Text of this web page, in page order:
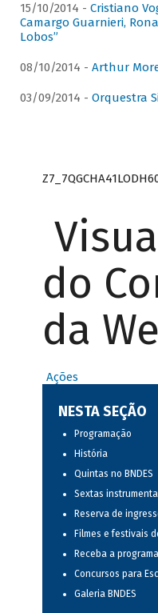
15/10/2014 - Cristiano
Camargo Guarnieri,
Lobos”
08/10/2014 - Arthur
03/09/2014 - Orquestra
do
da
Ações
NESTA SEÇÃO
Programação
História
Quintas no BNDES
Sextas
Reserva de
Filmes e festivais
Receba a
Concursos para
Galeria BNDES